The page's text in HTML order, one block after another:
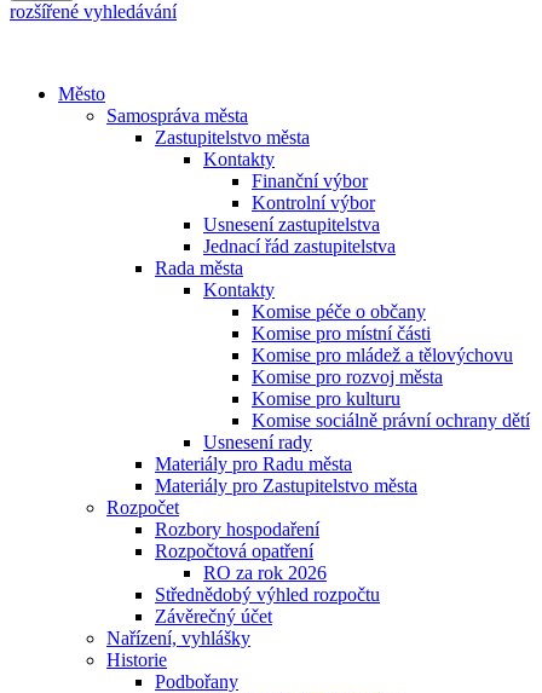
rozšířené vyhledávání
Město
Samospráva města
Zastupitelstvo města
Kontakty
Finanční výbor
Kontrolní výbor
Usnesení zastupitelstva
Jednací řád zastupitelstva
Rada města
Kontakty
Komise péče o občany
Komise pro místní části
Komise pro mládež a tělovýchovu
Komise pro rozvoj města
Komise pro kulturu
Komise sociálně právní ochrany dětí
Usnesení rady
Materiály pro Radu města
Materiály pro Zastupitelstvo města
Rozpočet
Rozbory hospodaření
Rozpočtová opatření
RO za rok 2026
Střednědobý výhled rozpočtu
Závěrečný účet
Nařízení, vyhlášky
Historie
Podbořany